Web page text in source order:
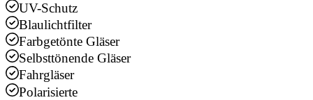
UV-Schutz
Blaulichtfilter
Farbgetönte Gläser
Selbsttönende Gläser
Fahrgläser
Polarisierte